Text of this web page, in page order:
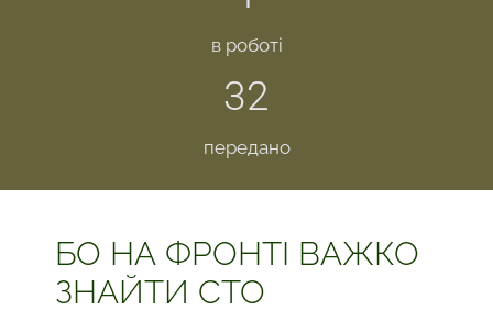
в роботі
32
передано
БО НА ФРОНТІ ВАЖКО
ЗНАЙТИ СТО